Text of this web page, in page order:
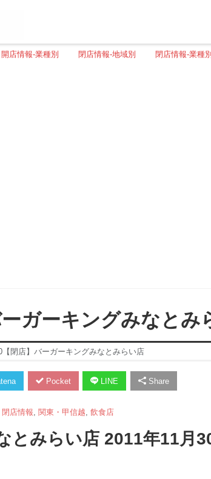
開店情報-業種別 閉店情報-地域別 閉店情報-業種別
ガーキングみなとみ
【閉店】バーガーキングみなとみらい店
Pocket LINE Share
閉店情報 関東・甲信越 飲食店
とみらい店 2011年11月